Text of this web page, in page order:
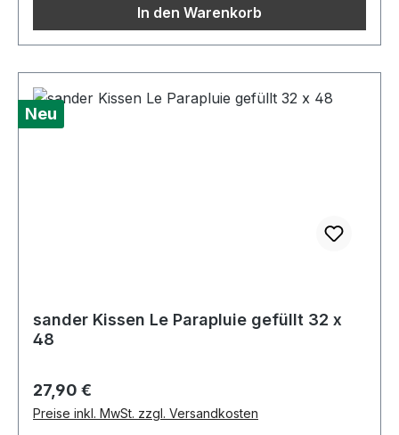
In den Warenkorb
Neu
sander Kissen Le Parapluie gefüllt 32 x
48
Regulärer Preis:
27,90 €
Preise inkl. MwSt. zzgl. Versandkosten